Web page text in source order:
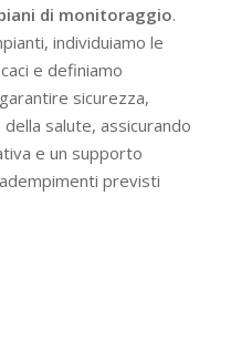
di monitoraggio.
individuiamo le
e definiamo
sicurezza,
salute, assicurando
e un supporto
previsti